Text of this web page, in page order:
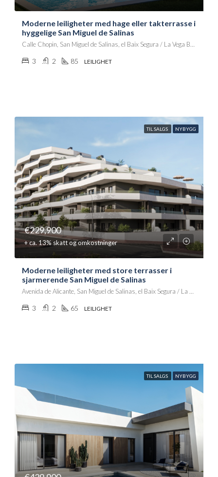
Moderne leiligheter med hage eller takterrasse i
hyggelige San Miguel de Salinas
Calle Chopin, San Miguel de Salinas, el Baix Segura / La Vega Baja, Alacant / Alicante, Comunitat Valenciana, 03192, España
3 2 85 LEILIGHET
TIL SALGS NYBYGG
€229,900
+ ca. 13% skatt og omkostninger
Moderne leiligheter med store terrasser i
sjarmerende San Miguel de Salinas
Avenida de Alicante, San Miguel de Salinas, el Baix Segura / La Vega Baja, Alacant / Alicante, Comunitat Valenciana, 03192, España
3 2 65 LEILIGHET
TIL SALGS NYBYGG